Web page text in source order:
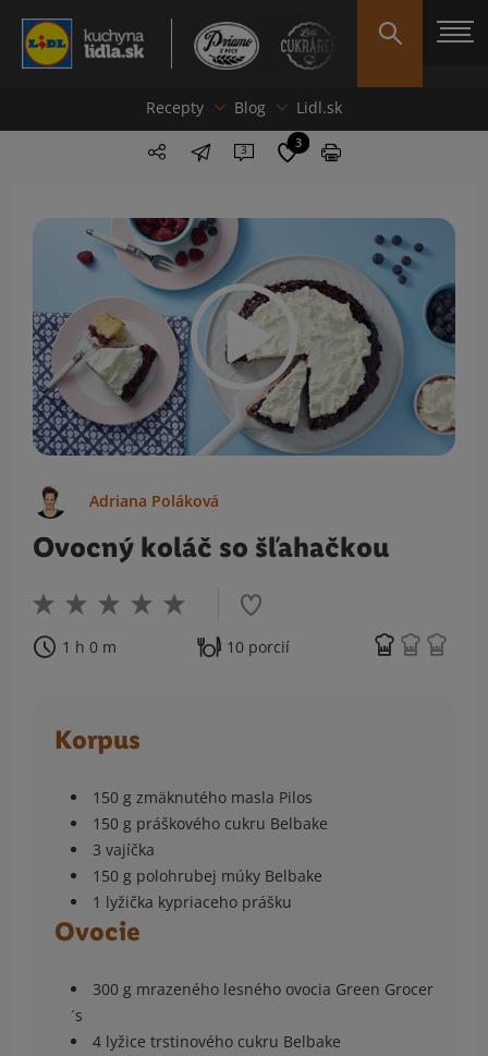
Recepty Blog Lidl.sk
3 3
Adriana Poláková
Ovocný koláč so šľahačkou
1 h 0 m 10 porcií
Korpus
150 g zmäknutého masla Pilos
150 g práškového cukru Belbake
3 vajíčka
150 g polohrubej múky Belbake
1 lyžička kypriaceho prášku
Ovocie
300 g mrazeného lesného ovocia Green Grocer
´s
4 lyžice trstinového cukru Belbake